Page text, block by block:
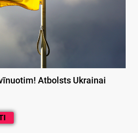
Atbolsts Ukrainai